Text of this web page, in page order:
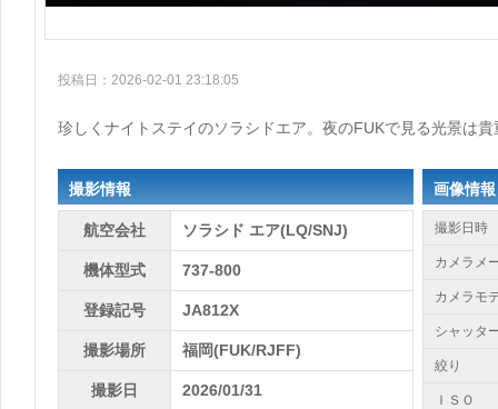
投稿日：2026-02-01 23:18:05
珍しくナイトステイのソラシドエア。夜のFUKで見る光景は貴
撮影情報
航空会社 ソラシド エア(LQ/SNJ)
機体型式 737-800
登録記号 JA812X
撮影場所 福岡(FUK/RJFF)
撮影日 2026/01/31
画像情報
撮影日時
カメラメ
カメラモ
シャッタ
絞り
ＩＳＯ